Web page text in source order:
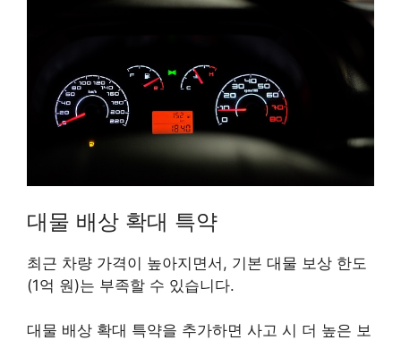
대물 배상 확대 특약
최근 차량 가격이 높아지면서, 기본 대물 보상 한도
(1억 원)는 부족할 수 있습니다.
대물 배상 확대 특약을 추가하면 사고 시 더 높은 보